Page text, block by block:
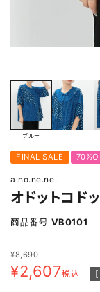
ブルー
FINAL SALE
a.no.ne.ne.
オドットコド
商品番号 VB0101
¥8,690
¥2,607税込 [